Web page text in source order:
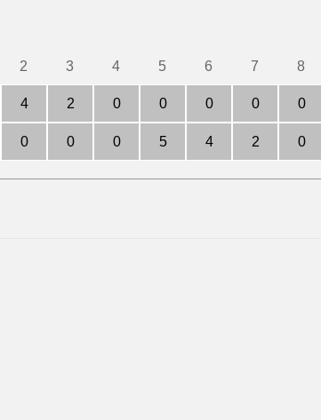
2
4
0
3
2
0
4
0
0
5
0
5
6
0
4
7
0
2
8
0
0